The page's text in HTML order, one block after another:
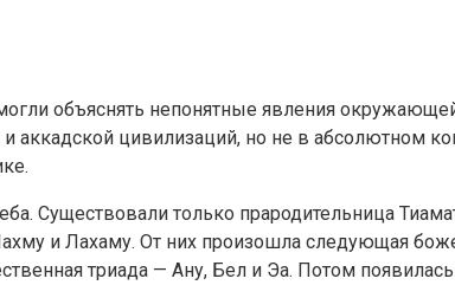
объяснять непонятные явления
цивилизаций, но не в абсолютном
Существовали только прародительница
и Лахаму. От них произошла следующая
триада — Ану, Бел и Эа. Потом